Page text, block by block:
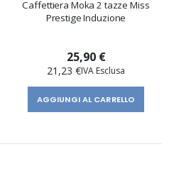
Caffettiera Moka 2 tazze Miss
Prestige Induzione
25,90 €
21,23 €
AGGIUNGI AL CARRELLO